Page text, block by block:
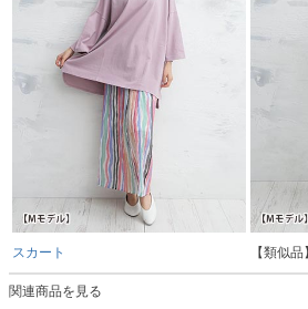
スカート 【類似品】
関連商品を見る